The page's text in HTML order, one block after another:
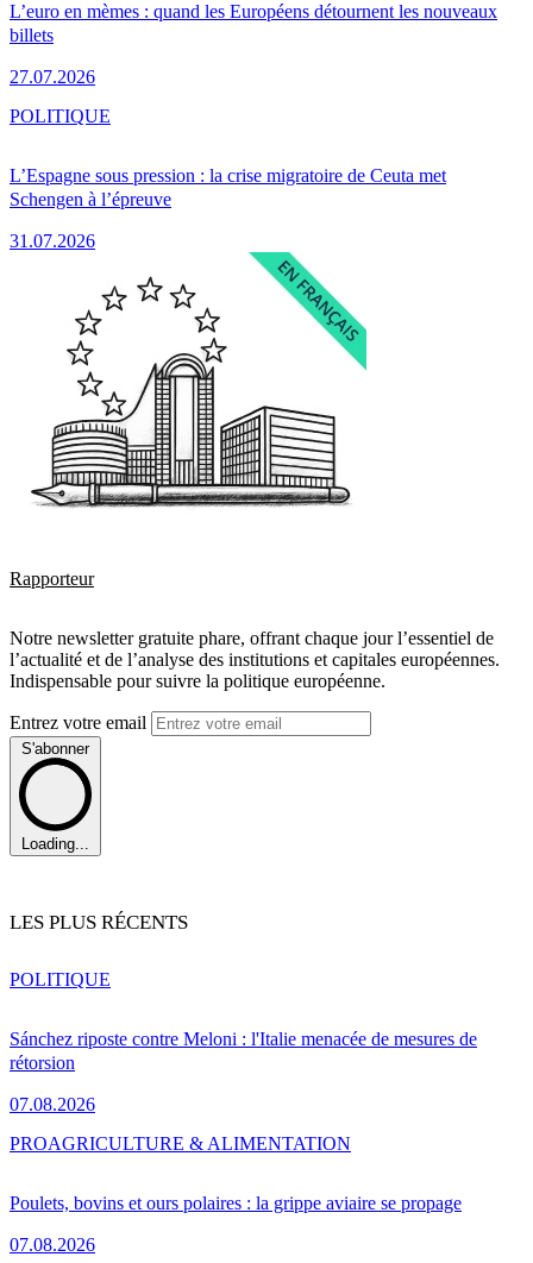
L’euro en mèmes : quand les Européens détournent les nouveaux
billets
27.07.2026
L’Espagne sous pression : la crise migratoire de Ceuta met
Schengen à l’épreuve
31.07.2026
POLITIQUE
Rapporteur
Notre newsletter gratuite phare, offrant chaque jour l’essentiel de
l’actualité et de l’analyse des institutions et capitales européennes.
Indispensable pour suivre la politique européenne.
Entrez votre email
S'abonner
Loading...
LES PLUS RÉCENTS
Sánchez riposte contre Meloni : l'Italie menacée de mesures de
rétorsion
07.08.2026
POLITIQUE
Poulets, bovins et ours polaires : la grippe aviaire se propage
07.08.2026
PROAGRICULTURE & ALIMENTATION